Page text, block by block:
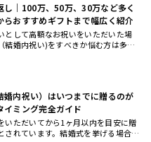
し｜100万、50万、30万など多く
らおすすめギフトまで幅広く紹介
として高額なお祝いをいただいた場
結婚内祝い)をすべきか悩む方は多い
婚内祝い）はいつまでに贈るのが
ミング完全ガイド
いただいてから1ヶ月以内を目安に贈
されています。結婚式を挙げる場合は